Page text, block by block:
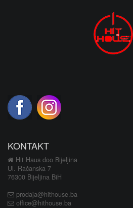
KONTAKT
Hit Haus doo Bijeljina
Ul. Račanska 7
76300 Bijeljina BiH
prodaja@hithouse.ba
office@hithouse.ba